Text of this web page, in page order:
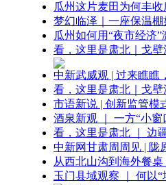
瓜州这片麦田为何丰收
梦幻临泽｜一座保温
瓜州如何用“夜市经济
看，这里是肃北｜戈
中新武威观 | 过来瞧瞧
看，这里是肃北｜戈壁
市语新说 | 创新监管模
酒泉新观 ｜ 一方“小窗
看，这里是肃北 ｜ 边
中新网甘肃周周见 | 陇
从西北山沟到海外餐桌
玉门县域观察 ｜ 何以“